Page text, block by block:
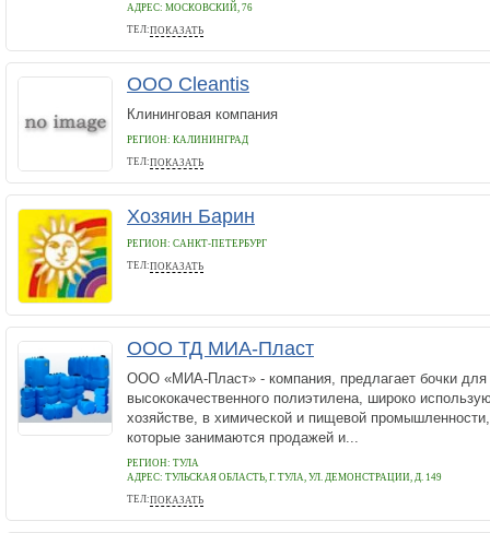
АДРЕС: МОСКОВСКИЙ, 76
ТЕЛ:ПОКАЗАТЬ
8-960-073-96-75
ООО Cleantis
Клининговая компания
РЕГИОН: КАЛИНИНГРАД
ТЕЛ:ПОКАЗАТЬ
89062394012
Хозяин Барин
РЕГИОН: САНКТ-ПЕТЕРБУРГ
ТЕЛ:ПОКАЗАТЬ
8(965) 004-0585
ООО ТД МИА-Пласт
ООО «МИА-Пласт» - компания, предлагает бочки для
высококачественного полиэтилена, широко
хозяйстве, в химической и пищевой
которые занимаются продажей и...
РЕГИОН: ТУЛА
АДРЕС: ТУЛЬСКАЯ ОБЛАСТЬ, Г. ТУЛА, УЛ. ДЕМОНСТРАЦИИ, Д. 149
ТЕЛ:ПОКАЗАТЬ
8-920-273-34-73